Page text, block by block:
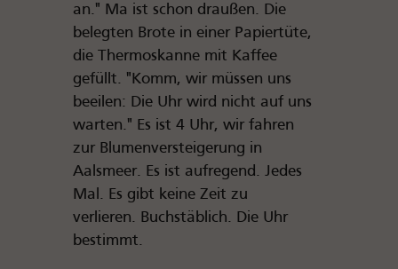
an." Ma ist schon draußen. Die
belegten Brote in einer Papiertüte,
die Thermoskanne mit Kaffee
gefüllt. "Komm, wir müssen uns
beeilen: Die Uhr wird nicht auf uns
warten." Es ist 4 Uhr, wir fahren
zur Blumenversteigerung in
Aalsmeer. Es ist aufregend. Jedes
Mal. Es gibt keine Zeit zu
verlieren. Buchstäblich. Die Uhr
bestimmt.